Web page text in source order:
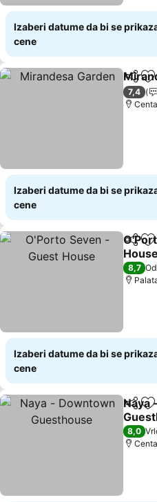
Izaberi datume da bi se
cene
Deli
7,4
Izaberi datume da bi se
cene
Deli
House
8,7
Izaberi datume da bi se
cene
Deli
Naya
8,0